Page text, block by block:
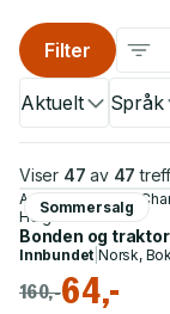
Aktuelt Språk
Filter
Viser 47 av 47 treff
Sommersalg
Asbjørn Gildberg,
Helgeland
Bonden og
Innbundet |Norsk,
160,-64,-